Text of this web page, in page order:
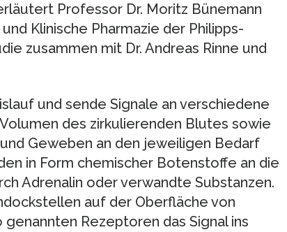
Professor Dr. Moritz Bünemann
Klinische Pharmazie der Philipps-
zusammen mit Dr. Andreas Rinne und
und sende Signale an verschiedene
des zirkulierenden Blutes sowie
Geweben an den jeweiligen Bedarf
in Form chemischer Botenstoffe an die
Adrenalin oder verwandte Substanzen.
auf der Oberfläche von
Rezeptoren das Signal ins